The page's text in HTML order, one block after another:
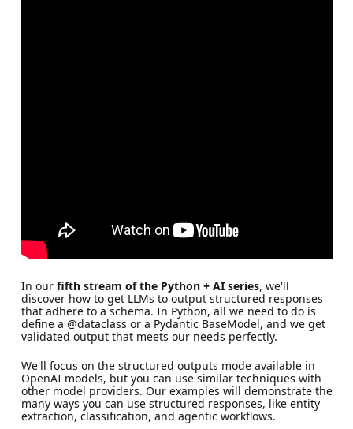
In our fifth stream of the Python + AI series, we'll
discover how to get LLMs to output structured responses
that adhere to a schema. In Python, all we need to do is
define a @dataclass or a Pydantic BaseModel, and we get
validated output that meets our needs perfectly.
We'll focus on the structured outputs mode available in
OpenAI models, but you can use similar techniques with
other model providers. Our examples will demonstrate the
many ways you can use structured responses, like entity
extraction, classification, and agentic workflows.